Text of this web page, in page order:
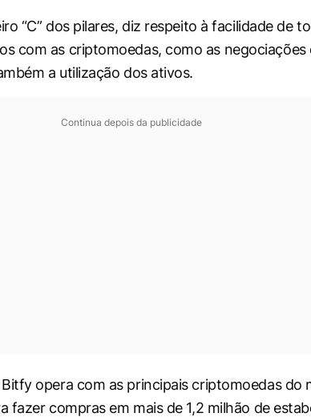
“C” dos pilares, diz respeito à facilidade de
com as criptomoedas, como as negociações
a utilização dos ativos.
Continua depois da publicidade
opera com as principais criptomoedas do
fazer compras em mais de 1,2 milhão de